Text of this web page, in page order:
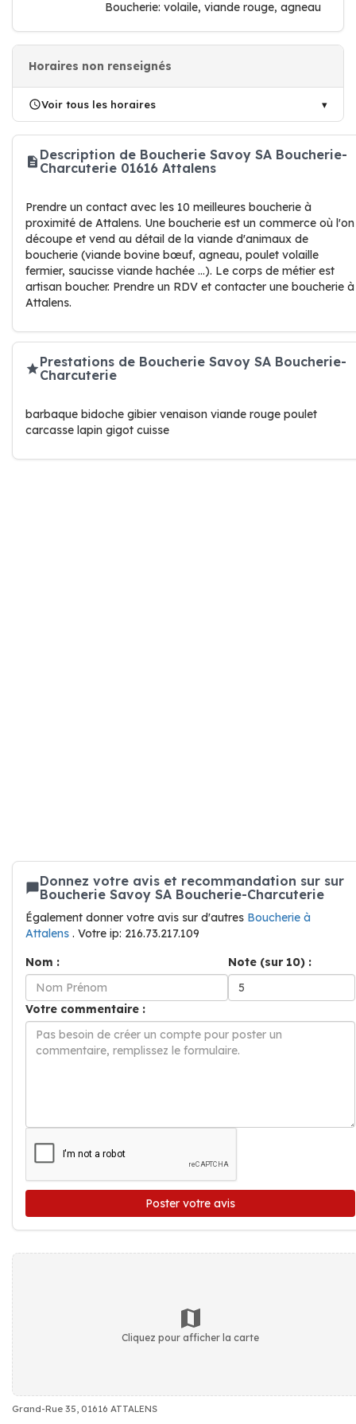
Boucherie: volaile, viande rouge, agneau
Horaires non renseignés
Voir tous les horaires
Description de Boucherie Savoy SA Boucherie-
Charcuterie 01616 Attalens
Prendre un contact avec les 10 meilleures boucherie à
proximité de Attalens. Une boucherie est un commerce où l'on
découpe et vend au détail de la viande d'animaux de
boucherie (viande bovine bœuf, agneau, poulet volaille
fermier, saucisse viande hachée …). Le corps de métier est
artisan boucher. Prendre un RDV et contacter une boucherie à
Attalens.
Prestations de Boucherie Savoy SA Boucherie-
Charcuterie
barbaque bidoche gibier venaison viande rouge poulet
carcasse lapin gigot cuisse
Donnez votre avis et recommandation sur sur
Boucherie Savoy SA Boucherie-Charcuterie
Également donner votre avis sur d'autres Boucherie à
Attalens . Votre ip: 216.73.217.109
Nom :
Note (sur 10) :
Votre commentaire :
Poster votre avis
Cliquez pour afficher la carte
Grand-Rue 35, 01616 ATTALENS